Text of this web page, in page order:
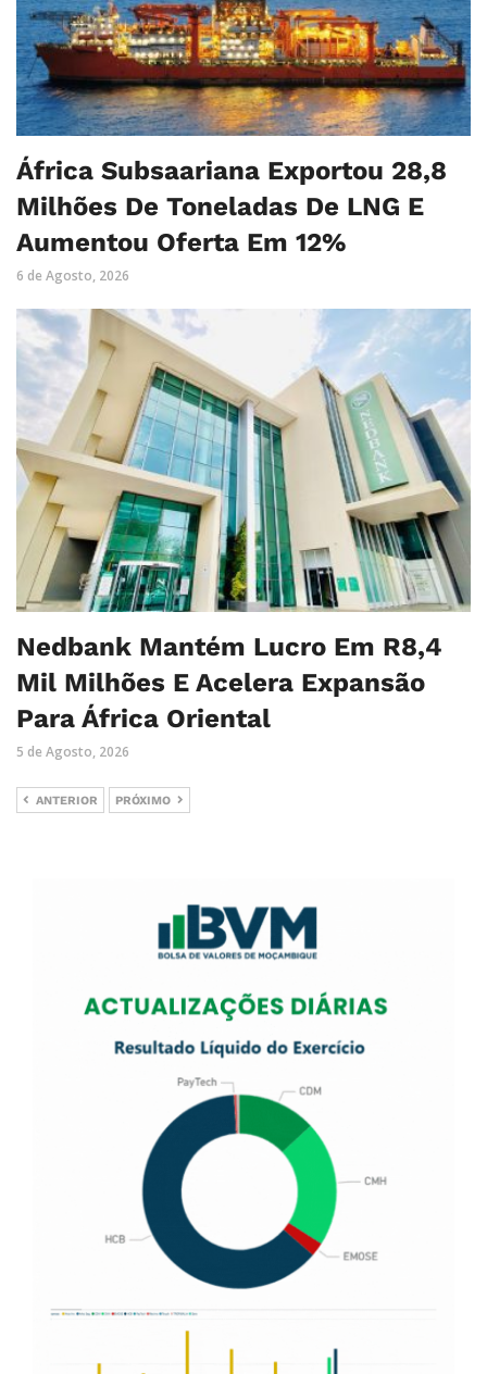
África Subsaariana Exportou 28,8
Milhões De Toneladas De LNG E
Aumentou Oferta Em 12%
6 de Agosto, 2026
Nedbank Mantém Lucro Em R8,4
Mil Milhões E Acelera Expansão
Para África Oriental
5 de Agosto, 2026
ANTERIOR PRÓXIMO